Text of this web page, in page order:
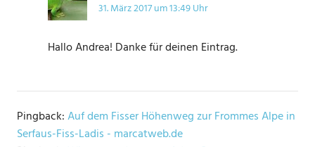
31. März 2017 um 13:49 Uhr
Hallo Andrea! Danke für deinen Eintrag.
Pingback:Auf dem Fisser Höhenweg zur Frommes Alpe in
Serfaus-Fiss-Ladis - marcatweb.de